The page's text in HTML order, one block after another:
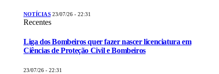
NOTÍCIAS 23/07/26 - 22:31
Recentes
Liga dos Bombeiros quer fazer nascer licenciatura em
Ciências de Proteção Civil e Bombeiros
23/07/26 - 22:31